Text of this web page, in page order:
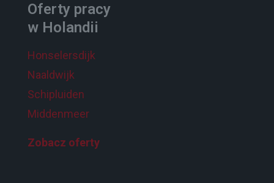
Oferty pracy
w Holandii
Honselersdijk
Naaldwijk
Schipluiden
Middenmeer
Zobacz oferty